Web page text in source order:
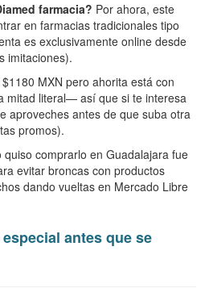
farmacia? Por ahora, este
en farmacias tradicionales tipo
es exclusivamente online desde
imitaciones).
MXN pero ahorita está con
mitad literal— así que si te interesa
aproveches antes de que suba otra
promos).
comprarlo en Guadalajara fue
evitar broncas con productos
dando vueltas en Mercado Libre
antes que se